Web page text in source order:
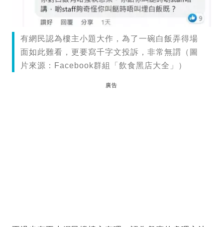
有網民認為樓主小題大作，為了一碗白飯弄得場
面如此難看，更要寫千字文投訴，非常無謂（圖
片來源：Facebook群組「飲食黑店大全」）
廣告